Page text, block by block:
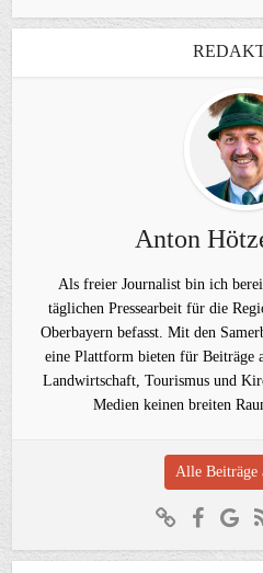
Anton
Als freier Journalist bin ich
täglichen Pressearbeit für die
Oberbayern befasst. Mit den
eine Plattform bieten für Beiträge
Landwirtschaft, Tourismus und
Medien keinen breiten
Alle Beiträge